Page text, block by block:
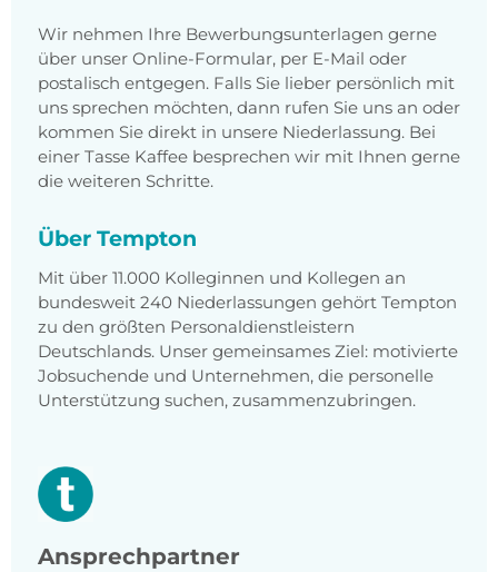
Wir nehmen Ihre Bewerbungsunterlagen gerne
über unser Online-Formular, per E-Mail oder
postalisch entgegen. Falls Sie lieber persönlich mit
uns sprechen möchten, dann rufen Sie uns an oder
kommen Sie direkt in unsere Niederlassung. Bei
einer Tasse Kaffee besprechen wir mit Ihnen gerne
die weiteren Schritte.
Über Tempton
Mit über 11.000 Kolleginnen und Kollegen an
bundesweit 240 Niederlassungen gehört Tempton
zu den größten Personaldienstleistern
Deutschlands. Unser gemeinsames Ziel: motivierte
Jobsuchende und Unternehmen, die personelle
Unterstützung suchen, zusammenzubringen.
Ansprechpartner